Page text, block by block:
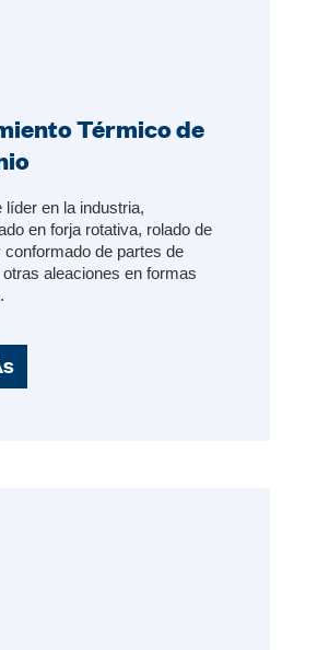
Térmico de
líder en la industria,
en forja rotativa, rolado de
conformado de partes de
aleaciones en formas